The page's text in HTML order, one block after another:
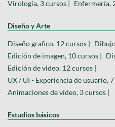
Virología, 3 cursos | Enfermería,
Diseño y Arte
Diseño grafico, 12 cursos |
Edición de imagen, 10 cursos |
Edición de video, 12 cursos |
UX / UI - Experiencia de usuario,
Animaciones de vídeo, 3 cursos |
Estudios básicos